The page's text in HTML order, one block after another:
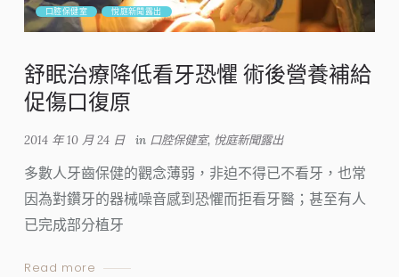
口腔保健室 悅庭新聞露出
舒眠治療降低看牙恐懼 術後營養補給
促傷口復原
2014 年 10 月 24 日 in 口腔保健室, 悅庭新聞露出
多數人牙齒保健的觀念薄弱，非迫不得已不看牙，也常
因為對鑽牙的器械噪音感到恐懼而拒看牙醫；甚至有人
已完成部分植牙
Read more